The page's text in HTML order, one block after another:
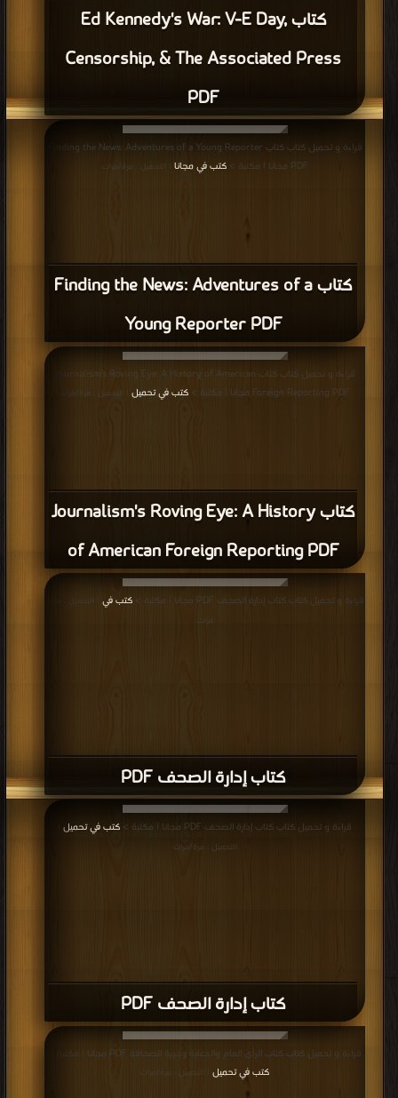
كتاب Ed Kennedy's War: V-E Day,
Censorship, & The Associated Press
PDF
كتاب Finding the News: Adventures of a
Young Reporter PDF
قراءة و تحميل كتاب كتاب Finding the News: Adventures of a Young Reporter
PDF مجانا | مكتبة >
كتب في مجانا | التحميل : مرة/مرات
كتاب Journalism's Roving Eye: A History
of American Foreign Reporting PDF
قراءة و تحميل كتاب كتاب Journalism's Roving Eye: A History of American
Foreign Reporting PDF مجانا | مكتبة >
كتب في تحميل | التحميل : مرة/مرات
كتاب إدارة الصحف PDF
قراءة و تحميل كتاب كتاب إدارة الصحف PDF مجانا | مكتبة > كتب في
| التحميل : مرة/
مرات
كتاب إدارة الصحف PDF
قراءة و تحميل كتاب كتاب إدارة الصحف PDF مجانا | مكتبة > كتب في تحميل
التحميل : مرة/مرات
قراءة و تحميل كتاب كتاب الرأى العام والدعاية وحرية الصحافة PDF مجانا | مكتبة >
كتب في تحميل
| التحميل : مرة/مرات